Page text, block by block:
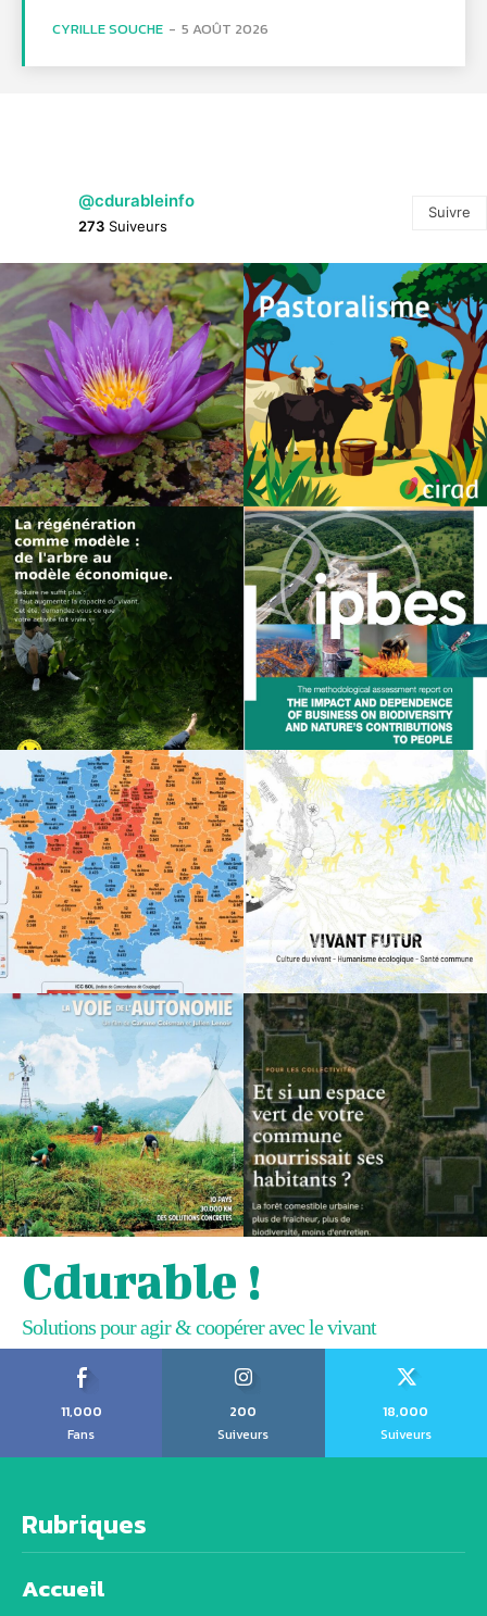
CYRILLE SOUCHE - 5 AOÛT 2026
@cdurableinfo
273 Suiveurs
Suivre
Cdurable !
Solutions pour agir & coopérer avec le vivant
11,000
Fans
200
Suiveurs
18,000
Suiveurs
Rubriques
Accueil